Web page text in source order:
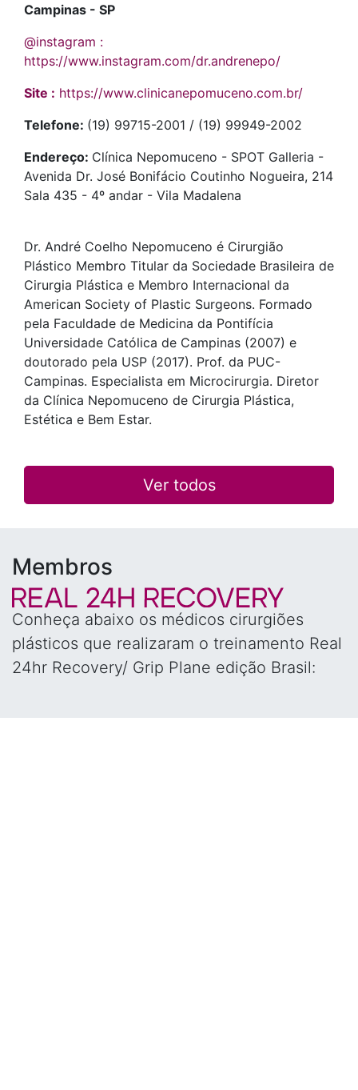
Campinas - SP
@instagram :
https://www.instagram.com/dr.andrenepo/
Site : https://www.clinicanepomuceno.com.br/
Telefone: (19) 99715-2001 / (19) 99949-2002
Endereço: Clínica Nepomuceno - SPOT Galleria -
Avenida Dr. José Bonifácio Coutinho Nogueira, 214
Sala 435 - 4º andar - Vila Madalena
Dr. André Coelho Nepomuceno é Cirurgião
Plástico Membro Titular da Sociedade Brasileira de
Cirurgia Plástica e Membro Internacional da
American Society of Plastic Surgeons. Formado
pela Faculdade de Medicina da Pontifícia
Universidade Católica de Campinas (2007) e
doutorado pela USP (2017). Prof. da PUC-
Campinas. Especialista em Microcirurgia. Diretor
da Clínica Nepomuceno de Cirurgia Plástica,
Estética e Bem Estar.
Ver todos
Membros
Conheça abaixo os médicos cirurgiões
plásticos que realizaram o treinamento Real
24hr Recovery/ Grip Plane edição Brasil: